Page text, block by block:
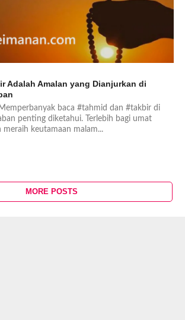
Adalah Amalan yang Dianjurkan di
baca #tahmid dan #takbir di
penting diketahui. Terlebih bagi umat
keutamaan malam...
MORE POSTS